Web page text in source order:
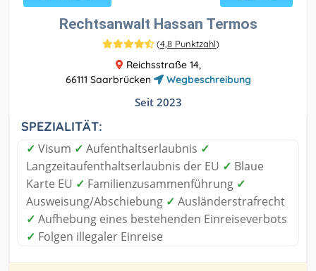
Rechtsanwalt Hassan Termos
(4,8 Punktzahl)
Reichsstraße 14,
66111 Saarbrücken
Wegbeschreibung
Seit 2023
SPEZIALITÄT:
✓ Visum ✓ Aufenthaltserlaubnis ✓
Langzeitaufenthaltserlaubnis der EU ✓ Blaue
Karte EU ✓ Familienzusammenführung ✓
Ausweisung/Abschiebung ✓ Ausländerstrafrecht
✓ Aufhebung eines bestehenden Einreiseverbots
✓ Folgen illegaler Einreise